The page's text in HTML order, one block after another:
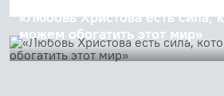
«Любовь Христова есть сила,
можем обогатить этот мир»